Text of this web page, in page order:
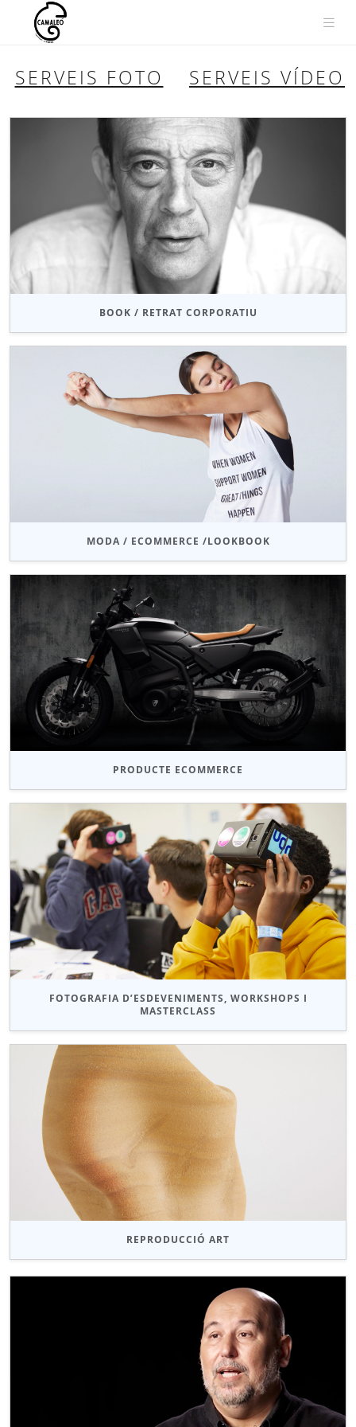
contingut
SERVEIS FOTO SERVEIS VÍDEO
BOOK / RETRAT CORPORATIU
MODA / ECOMMERCE /LOOKBOOK
PRODUCTE ECOMMERCE
FOTOGRAFIA D’ESDEVENIMENTS, WORKSHOPS I
MASTERCLASS
REPRODUCCIÓ ART